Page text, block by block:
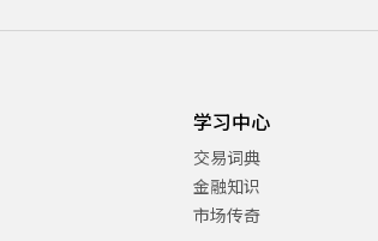
学习中心
交易词典
金融知识
市场传奇